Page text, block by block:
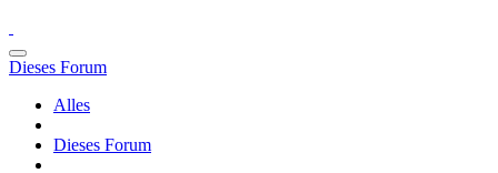
Dieses Forum
Alles
Dieses Forum